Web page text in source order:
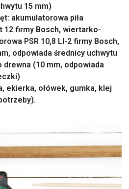
15 mm)
akumulatorowa piła
12 firmy Bosch, wiertarko-
PSR 10,8 LI-2 firmy Bosch,
odpowiada średnicy uchwytu
drewna (10 mm, odpowiada
ekierka, ołówek, gumka, klej